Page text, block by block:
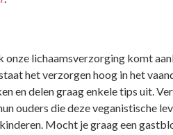
lichaamsverzorging komt
het verzorgen hoog in het
en delen graag enkele tips uit.
ouders die deze veganistische
Mocht je graag een